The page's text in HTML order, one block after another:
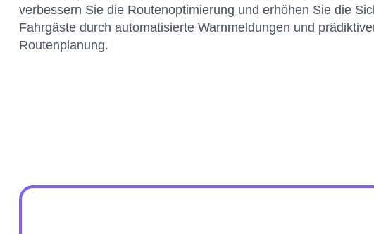
verbessern Sie die Routenoptimierung und erhöhen Sie die
Fahrgäste durch automatisierte Warnmeldungen und
Routenplanung.